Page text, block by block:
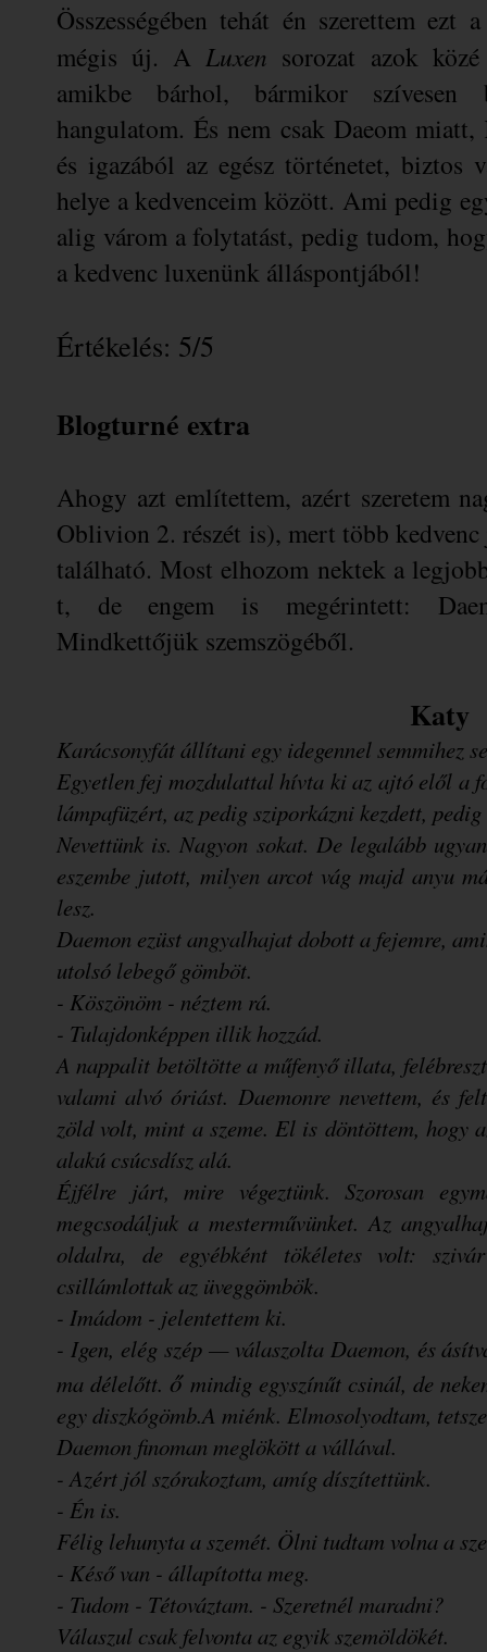
Összességében tehát én szerettem
mégis új. ALuxen sorozat azok
amikbe bárhol, bármikor szívesen
hangulatom. És nem csak Daeom
és igazából az egész történetet, biztos
helye a kedvenceim között. Ami pedig
alig várom a folytatást, pedig tudom,
a kedvenc luxenünk álláspontjából!
Értékelés: 5/5
Blogturné extra
Ahogy azt említettem, azért szeretem
Oblivion 2. részét is), mert több kedvenc
található. Most elhozom nektek a
t, de engem is megérintett:
Mindkettőjük szemszögéből.
Katy
Karácsonyfát állítani egy idegennel semmihez
Egyetlen fej mozdulattal hívta ki az ajtó elől a
lámpafüzért, az pedig sziporkázni kezdett,
Nevettünk is. Nagyon sokat. De legalább
eszembe jutott, milyen arcot vág majd anyu
lesz.
Daemon ezüst angyalhajat dobott a fejemre,
utolsó lebegő gömböt.
- Köszönöm - néztem rá.
- Tulajdonképpen illik hozzád.
A nappalit betöltötte a műfenyő illata,
valami alvó óriást. Daemonre nevettem, és
zöld volt, mint a szeme. El is döntöttem, hogy
alakú csúcsdísz alá.
Éjfélre járt, mire végeztünk. Szorosan
megcsodáljuk a mesterművünket. Az
oldalra, de egyébként tökéletes volt:
csillámlottak az üveggömbök.
- Imádom - jelentettem ki.
- Igen, elég szép — válaszolta Daemon, és
ma délelőtt. ő mindig egyszínűt csinál, de
egy diszkógömb.A miénk. Elmosolyodtam,
Daemon finoman meglökött a vállával.
- Azért jól szórakoztam, amíg díszítettünk.
- Én is.
Félig lehunyta a szemét. Ölni tudtam volna a
- Késő van - állapította meg.
- Tudom - Tétováztam. - Szeretnél maradni?
Válaszul csak felvonta az egyik szemöldökét.